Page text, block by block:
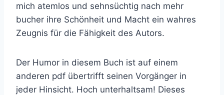
mich atemlos und sehnsüchtig nach mehr
bucher ihre Schönheit und Macht ein wahres
Zeugnis für die Fähigkeit des Autors.
Der Humor in diesem Buch ist auf einem
anderen pdf übertrifft seinen Vorgänger in
jeder Hinsicht. Hoch unterhaltsam! Dieses